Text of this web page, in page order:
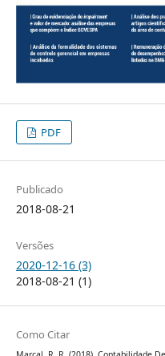
PDF
Publicado
2018-08-21
Versões
2020-12-16 (3)
2018-08-21 (1)
Como Citar